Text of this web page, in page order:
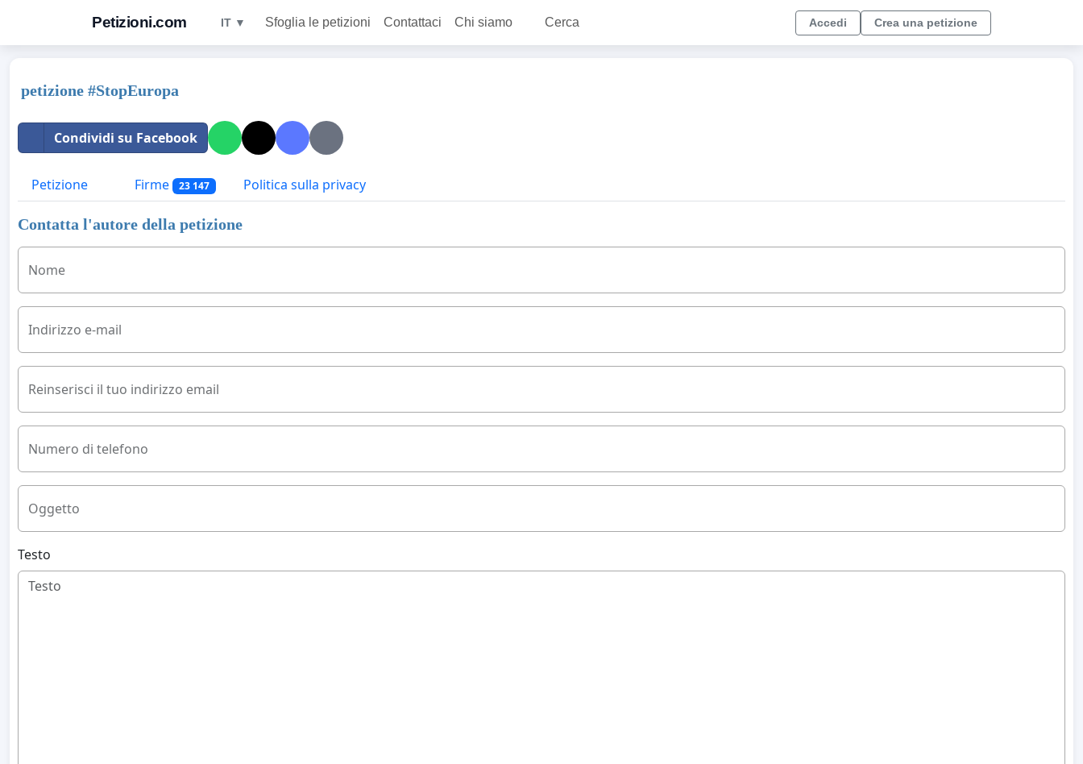
Petizioni.com IT ▼ Sfoglia le petizioni Contattaci Chi siamo Cerca Accedi Crea una petizione
petizione #StopEuropa
Condividi su Facebook
Petizione Firme 23 147 Politica sulla privacy
Contatta l'autore della petizione
Nome
Indirizzo e-mail
Reinserisci il tuo indirizzo email
Numero di telefono
Oggetto
Testo